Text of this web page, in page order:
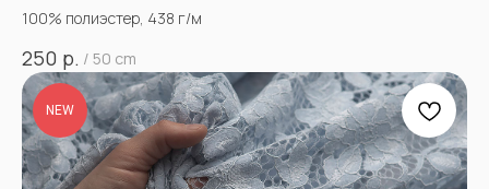
100% полиэстер, 438 г/м
250 р. / 50 cm
NEW